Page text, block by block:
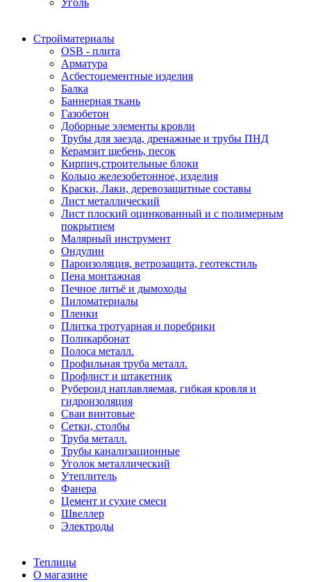
Уголь
Стройматериалы
OSB - плита
Арматура
Асбестоцементные изделия
Балка
Баннерная ткань
Газобетон
Доборные элементы кровли
Трубы для заезда, дренажные и трубы ПНД
Керамзит щебень, песок
Кирпич,строительные блоки
Кольцо железобетонное, изделия
Краски, Лаки, деревозащитные составы
Лист металлический
Лист плоский оцинкованный и с полимерным
покрытием
Малярный инструмент
Ондулин
Пароизоляция, ветрозащита, геотекстиль
Пена монтажная
Печное литьё и дымоходы
Пиломатериалы
Пленки
Плитка тротуарная и поребрики
Поликарбонат
Полоса металл.
Профильная труба металл.
Профлист и штакетник
Рубероид наплавляемая, гибкая кровля и
гидроизоляция
Сваи винтовые
Сетки, столбы
Труба металл.
Трубы канализационные
Уголок металлический
Утеплитель
Фанера
Цемент и сухие смеси
Швеллер
Электроды
Теплицы
О магазине